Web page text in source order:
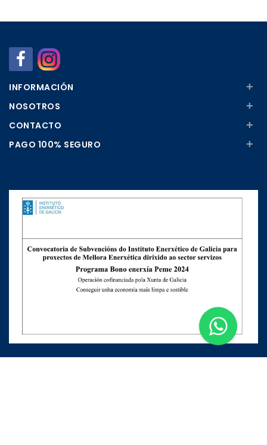
INFORMACIÓN +
NOSOTROS +
CONTACTO +
PAGO 100% SEGURO +